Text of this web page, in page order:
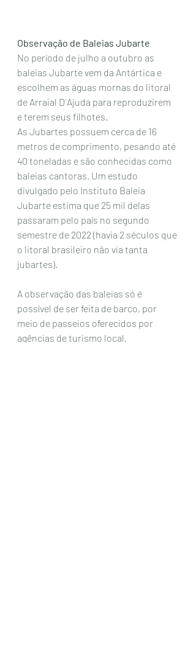
Observação de Baleias Jubarte
No período de julho a outubro as
baleias Jubarte vem da Antártica e
escolhem as águas mornas do litoral
de Arraial D´Ajuda para reproduzirem
e terem seus filhotes.
As Jubartes possuem cerca de 16
metros de comprimento, pesando até
40 toneladas e são conhecidas como
baleias cantoras. Um estudo
divulgado pelo Instituto Baleia
Jubarte estima que 25 mil delas
passaram pelo país no segundo
semestre de 2022 (havia 2 séculos que
o litoral brasileiro não via tanta
jubartes).
A observação das baleias só é
possível de ser feita de barco, por
meio de passeios oferecidos por
agências de turismo local.